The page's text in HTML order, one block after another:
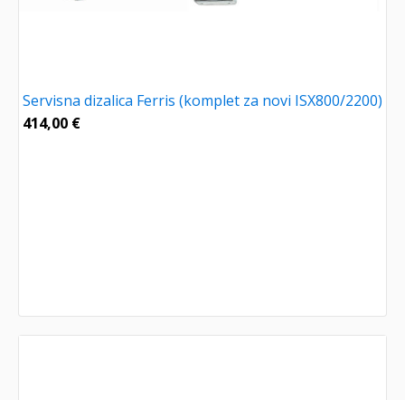
Servisna dizalica Ferris (komplet za novi ISX800/2200)
414,00 €